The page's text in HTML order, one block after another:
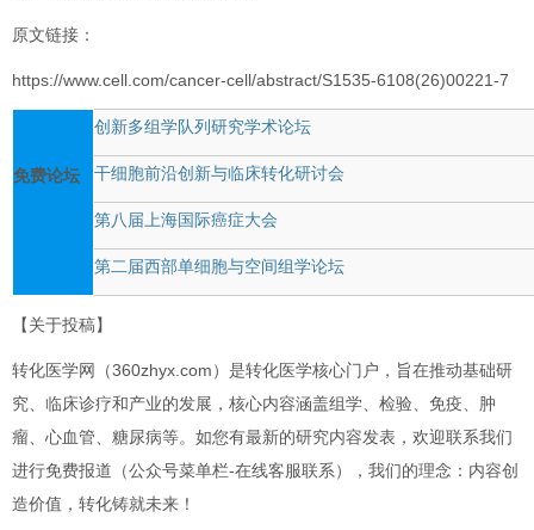
原文链接：
https://www.cell.com/cancer-cell/abstract/S1535-6108(26)00221-7
免费论坛
创新多组学队列研究学术论坛
干细胞前沿创新与临床转化研讨会
第八届上海国际癌症大会
第二届西部单细胞与空间组学论坛
【关于投稿】
转化医学网（360zhyx.com）是转化医学核心门户，旨在推动基础研
究、临床诊疗和产业的发展，核心内容涵盖组学、检验、免疫、肿
瘤、心血管、糖尿病等。如您有最新的研究内容发表，欢迎联系我们
进行免费报道（公众号菜单栏-在线客服联系），我们的理念：内容创
造价值，转化铸就未来！